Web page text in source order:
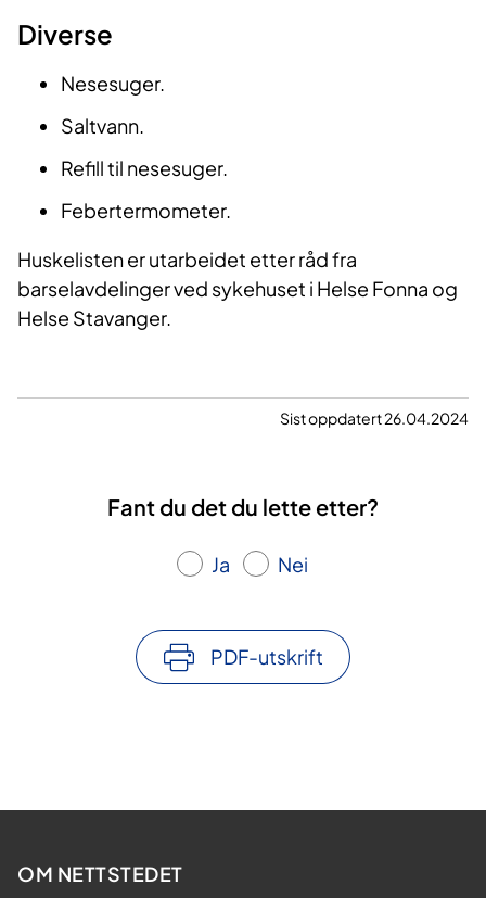
Diverse
Nesesuger.
Saltvann.
Refill til nesesuger.
Febertermometer.
Huskelisten er utarbeidet etter råd fra
barselavdelinger ved sykehuset i Helse Fonna og
Helse Stavanger.
Sist oppdatert 26.04.2024
Fant du det du lette etter?
Ja Nei
PDF-utskrift
OM NETTSTEDET